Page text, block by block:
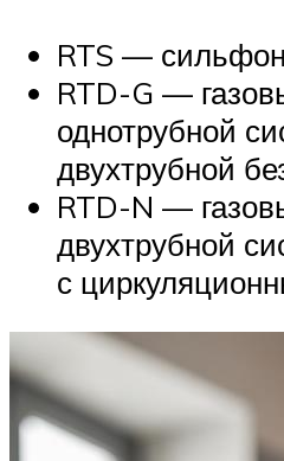
RTS —
RTD-G —
однотрубной
двухтрубной
RTD-N —
двухтрубной
с